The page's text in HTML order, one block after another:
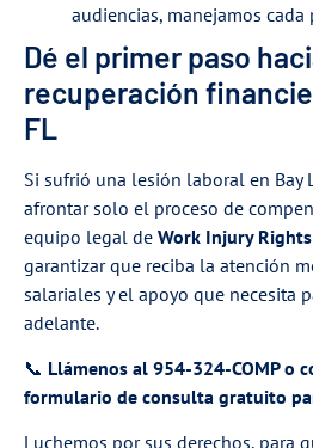
audiencias, manejamos cada
Dé el primer paso
recuperación
FL
Si sufrió una lesión laboral en Bay
afrontar solo el proceso de
equipo legal de Work Injury Rights
garantizar que reciba la atención
salariales y el apoyo que necesita
adelante.
📞 Llámenos al 954-324-COMP o
formulario de consulta gratuito
Luchemos por sus derechos, para